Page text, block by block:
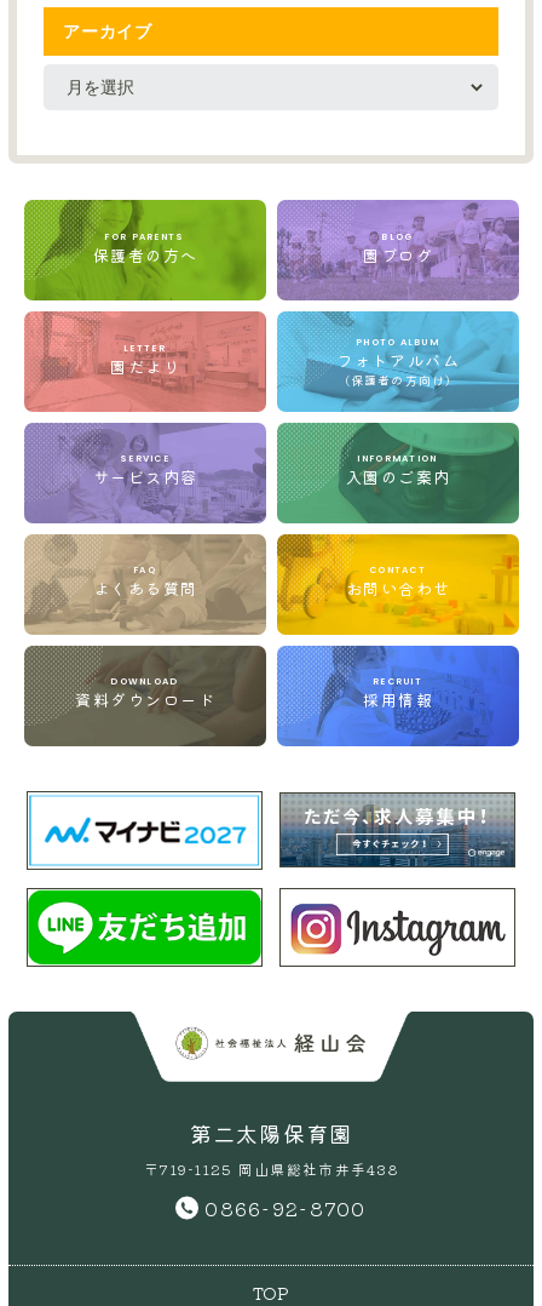
アーカイブ
FOR PARENTS
保護者の方へ
BLOG
園ブログ
LETTER
園だより
PHOTO ALBUM
フォトアルバム
(保護者の方向け)
SERVICE
サービス内容
INFORMATION
入園のご案内
FAQ
よくある質問
CONTACT
お問い合わせ
DOWNLOAD
資料ダウンロード
RECRUIT
採用情報
第二太陽保育園
〒719-1125 岡山県総社市井手438
0866-92-8700
TOP